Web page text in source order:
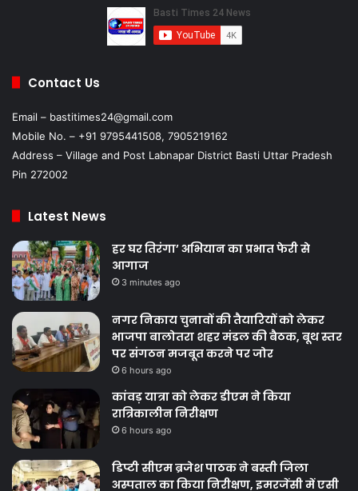
Contact Us
Email – bastitimes24@gmail.com
Mobile No. – +91 9795441508, 7905219162
Address – Village and Post Labnapar District Basti Uttar Pradesh
Pin 272002
Latest News
हर घर तिरंगा’ अभियान का प्रभात फेरी से
आगाज
3 minutes ago
नगर निकाय चुनावों की तैयारियों को लेकर
भाजपा बालोतरा शहर मंडल की बैठक, बूथ स्तर
पर संगठन मजबूत करने पर जोर
6 hours ago
कांवड़ यात्रा को लेकर डीएम ने किया
रात्रिकालीन निरीक्षण
6 hours ago
डिप्टी सीएम ब्रजेश पाठक ने बस्ती जिला
अस्पताल का किया निरीक्षण, इमरजेंसी में एसी